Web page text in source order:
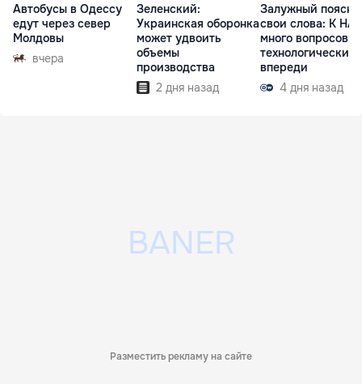
Автобусы в Одессу
едут через север
Молдовы
вчера
Зеленский:
Украинская оборонка
может удвоить
объемы
производства
2 дня назад
Залужный
свои слова: К
много вопросов,
технологически
впереди
4 дня назад
Разместить рекламу на сайте